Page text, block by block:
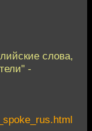
слова,
-